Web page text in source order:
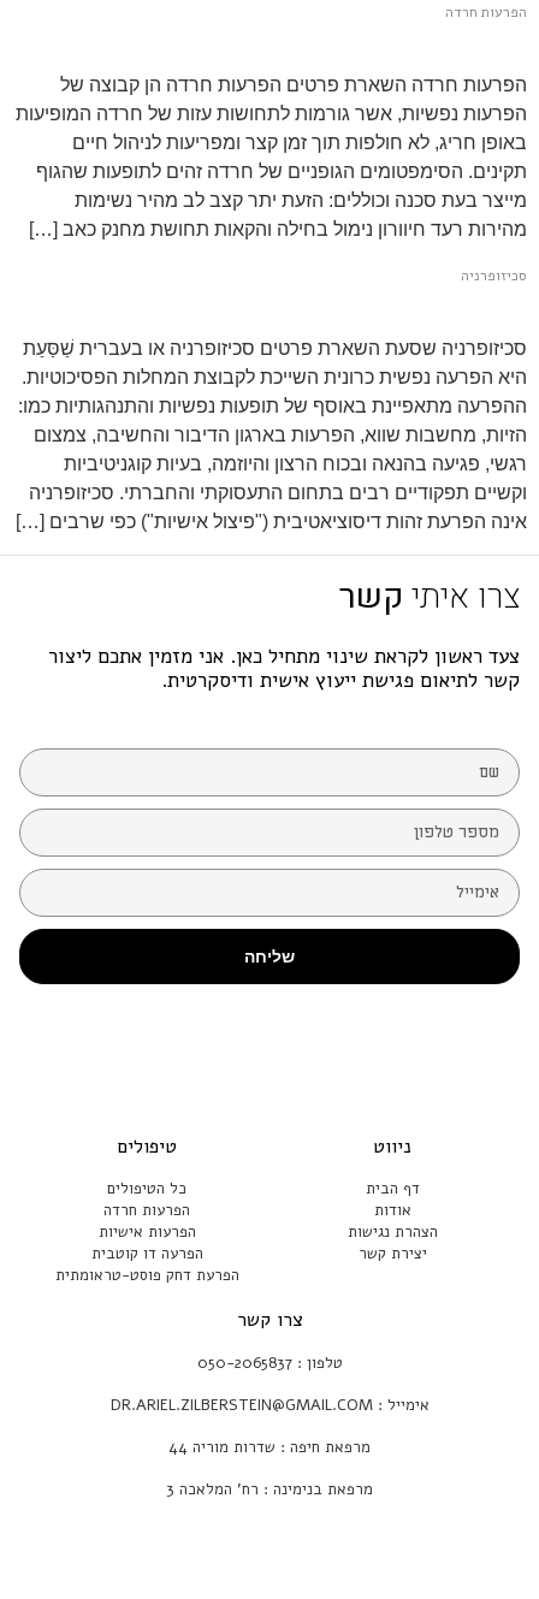
הפרעות חרדה
הפרעות חרדה השארת פרטים הפרעות חרדה הן קבוצה של
הפרעות נפשיות, אשר גורמות לתחושות עזות של חרדה המופיעות
באופן חריג, לא חולפות תוך זמן קצר ומפריעות לניהול חיים
תקינים. הסימפטומים הגופניים של חרדה זהים לתופעות שהגוף
מייצר בעת סכנה וכוללים: הזעת יתר קצב לב מהיר נשימות
מהירות רעד חיוורון נימול בחילה והקאות תחושת מחנק כאב […]
סכיזופרניה
סכיזופרניה שסעת השארת פרטים סכיזופרניה או בעברית שַׁסַּעַת
היא הפרעה נפשית כרונית השייכת לקבוצת המחלות הפסיכוטיות.
ההפרעה מתאפיינת באוסף של תופעות נפשיות והתנהגותיות כמו:
הזיות, מחשבות שווא, הפרעות בארגון הדיבור והחשיבה, צמצום
רגשי, פגיעה בהנאה ובכוח הרצון והיוזמה, בעיות קוגניטיביות
וקשיים תפקודיים רבים בתחום התעסוקתי והחברתי. סכיזופרניה
אינה הפרעת זהות דיסוציאטיבית ("פיצול אישיות") כפי שרבים […]
צרו איתי קשר
צעד ראשון לקראת שינוי מתחיל כאן. אני מזמין אתכם ליצור
קשר לתיאום פגישת ייעוץ אישית ודיסקרטית.
שליחה
ניווט
דף הבית
אודות
הצהרת נגישות
יצירת קשר
טיפולים
כל הטיפולים
הפרעות חרדה
הפרעות אישיות
הפרעה דו קוטבית
הפרעת דחק פוסט-טראומתית
צרו קשר
טלפון : 050-2065837⁩
אימייל : DR.ARIEL.ZILBERSTEIN@GMAIL.COM
מרפאת חיפה : שדרות מוריה 44
מרפאת בנימינה : רח' המלאכה 3